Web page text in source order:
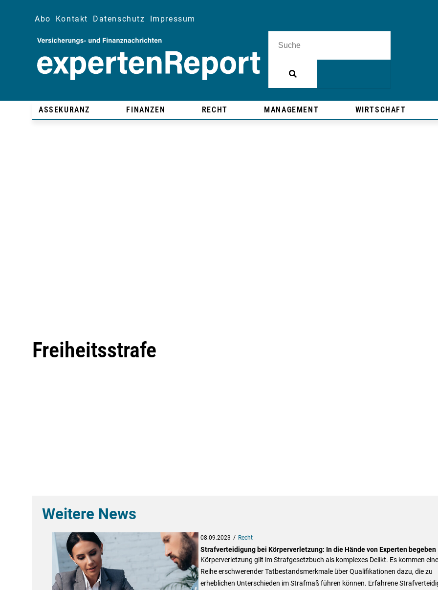
Abo Kontakt Datenschutz Impressum
ASSEKURANZ FINANZEN RECHT MANAGEMENT WIRTSCHAFT
Freiheitsstrafe
Weitere News
08.09.2023 Recht
Strafverteidigung bei Körperverletzung: In die Hände von Experten begeben
Körperverletzung gilt im Strafgesetzbuch als komplexes Delikt. Es kommen eine
Reihe erschwerender Tatbestandsmerkmale über Qualifikationen dazu, die zu
erheblichen Unterschieden im Strafmaß führen können. Erfahrene